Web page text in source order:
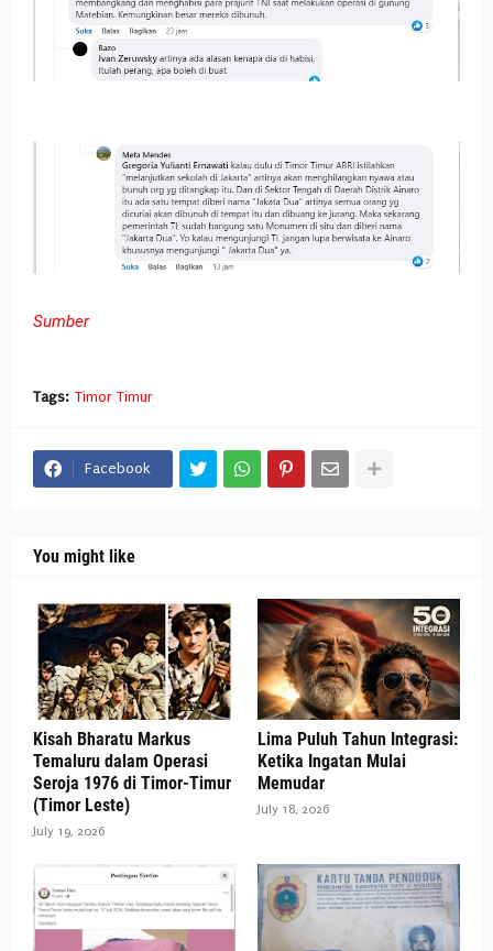
Sumber
Tags: Timor Timur
Facebook
You might like
Kisah Bharatu Markus
Temaluru dalam Operasi
Seroja 1976 di Timor-Timur
(Timor Leste)
July 19, 2026
Lima Puluh Tahun Integrasi:
Ketika Ingatan Mulai
Memudar
July 18, 2026